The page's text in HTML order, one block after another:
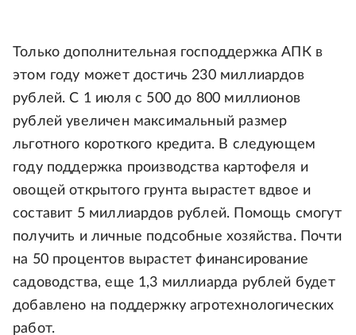
Только дополнительная господдержка АПК в
этом году может достичь 230 миллиардов
рублей. С 1 июля с 500 до 800 миллионов
рублей увеличен максимальный размер
льготного короткого кредита. В следующем
году поддержка производства картофеля и
овощей открытого грунта вырастет вдвое и
составит 5 миллиардов рублей. Помощь смогут
получить и личные подсобные хозяйства. Почти
на 50 процентов вырастет финансирование
садоводства, еще 1,3 миллиарда рублей будет
добавлено на поддержку агротехнологических
работ.